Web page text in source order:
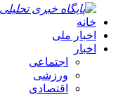
خانه
اخبار ملی
اخبار
اجتماعی
ورزشی
اقتصادی